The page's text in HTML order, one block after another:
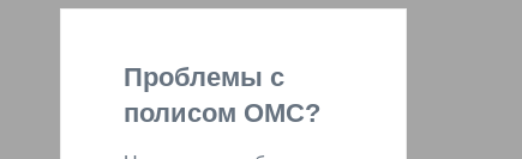
Проблемы с
полисом ОМС?